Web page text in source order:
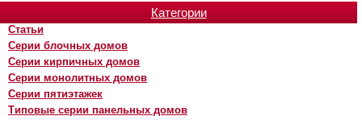
Категории
Статьи
Серии блочных домов
Серии кирпичных домов
Серии монолитных домов
Серии пятиэтажек
Типовые серии панельных домов